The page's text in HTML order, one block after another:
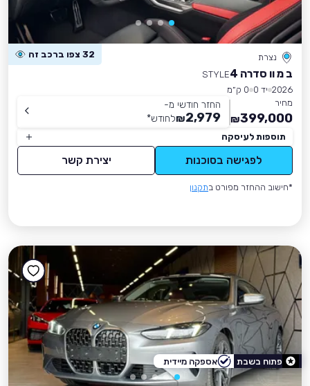
נצרת 32 צפו ברכב זה
ב מ וו סדרה 4
STYLE
2026 יד 0
0 ק״מ
מחיר
399,000
₪
החזר חודשי מ-
2,979
₪לחודש*
תוספות לעיסקה
לפגישה בסוכנות יצירת קשר
*חישוב ההחזר מפורט בתקנון
פתוח בשבת אספקה מיידית